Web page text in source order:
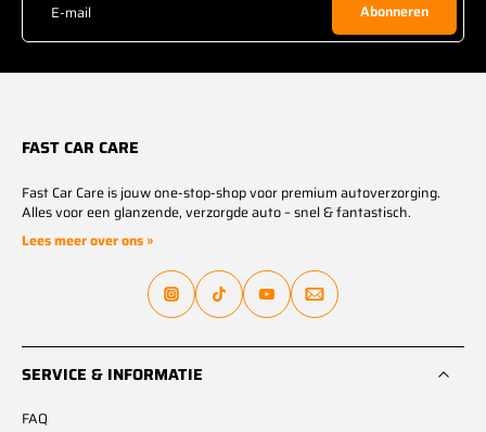
E-mail Abonneren
FAST CAR CARE
Fast Car Care is jouw one-stop-shop voor premium autoverzorging.
Alles voor een glanzende, verzorgde auto – snel & fantastisch.
Lees meer over ons »
SERVICE & INFORMATIE
FAQ